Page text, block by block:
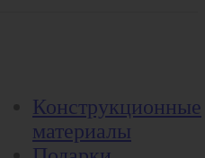
Конструкционные
материалы